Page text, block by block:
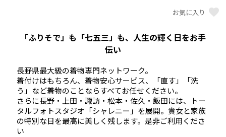
お気に入り favorite
「ふりそで」も「七五三」も、人生の輝く日をお手
伝い
長野県最大級の着物専門ネットワーク。
着付けはもちろん、着物安心サービス、「直す」「洗
う」など着物のことならすべてお任せください。
さらに長野・上田・諏訪・松本・佐久・飯田には、トー
タルフォトスタジオ「シャレニー」を展開。貴女と家族
の特別な日を最高に美しく残します。是非ご利用くださ
い